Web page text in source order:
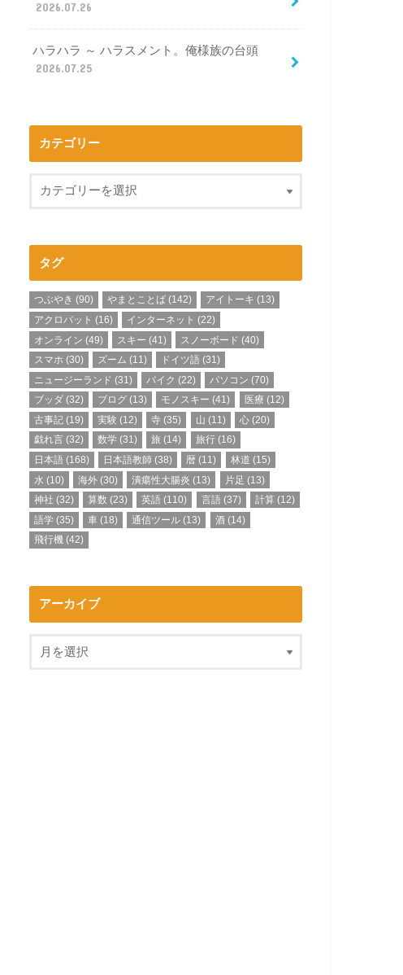
2026.07.26
ハラハラ ～ ハラスメント。俺様族の台頭
2026.07.25
カテゴリー
タグ
つぶやき (90) やまとことば (142) アイトーキ (13)
アクロバット (16) インターネット (22)
オンライン (49) スキー (41) スノーボード (40)
スマホ (30) ズーム (11) ドイツ語 (31)
ニュージーランド (31) バイク (22) パソコン (70)
ブッダ (32) ブログ (13) モノスキー (41) 医療 (12)
古事記 (19) 実験 (12) 寺 (35) 山 (11) 心(20)
戯れ言 (32) 数学 (31) 旅 (14) 旅行(16)
日本語 (168) 日本語教師 (38) 暦 (11) 林道 (15)
水 (10) 海外 (30) 潰瘍性大腸炎 (13) 片足 (13)
神社 (32) 算数 (23) 英語 (110) 言語 (37) 計算 (12)
語学 (35) 車 (18) 通信ツール (13) 酒(14)
飛行機 (42)
アーカイブ